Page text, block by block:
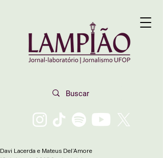
Davi Lacerda e Mateus Del’Amore